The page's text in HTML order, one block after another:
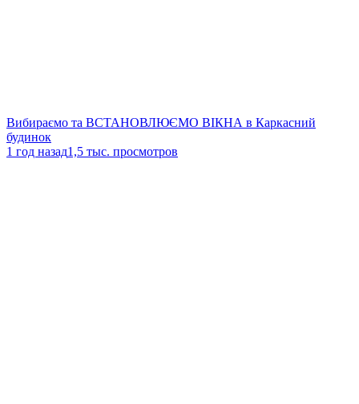
Вибираємо та ВСТАНОВЛЮЄМО ВІКНА в Каркасний
будинок
1 год назад1,5 тыс. просмотров